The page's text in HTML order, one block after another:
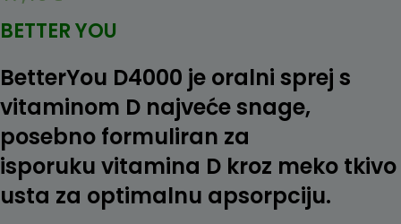
BETTER YOU
BetterYou D4000 je oralni sprej s
vitaminom D najveće snage,
posebno formuliran za
isporuku vitamina D kroz meko tkivo
usta za optimalnu apsorpciju.